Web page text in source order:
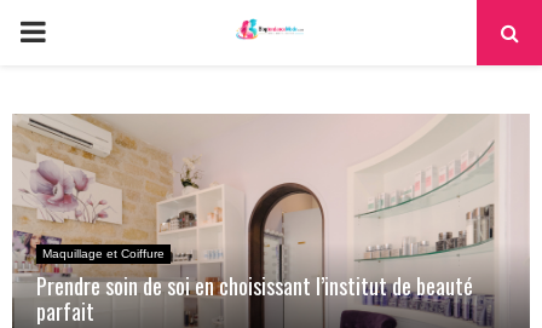
PRIMARY
Maquillage et Coiffure
Prendre soin de soi en choisissant l’institut de beauté
parfait